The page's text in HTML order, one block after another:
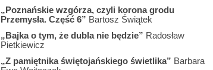
„Poznańskie wzgórza, czyli korona grodu
Przemysła. Część 6” Bartosz Świątek
„Bajka o tym, że dubla nie będzie” Radosław
Pietkiewicz
„Z pamiętnika świętojańskiego świetlika” Barbara